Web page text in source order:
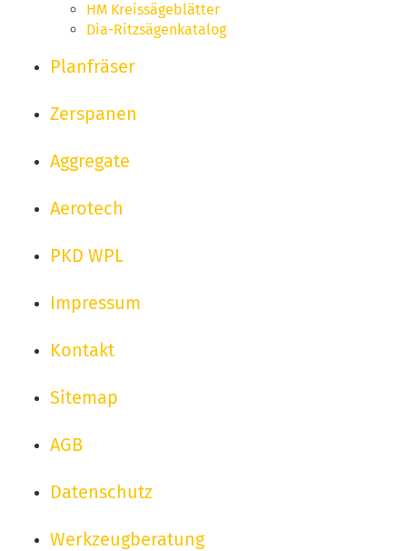
HM Kreissägeblätter
Dia-Ritzsägenkatalog
Planfräser
Zerspanen
Aggregate
Aerotech
PKD WPL
Impressum
Kontakt
Sitemap
AGB
Datenschutz
Werkzeugberatung